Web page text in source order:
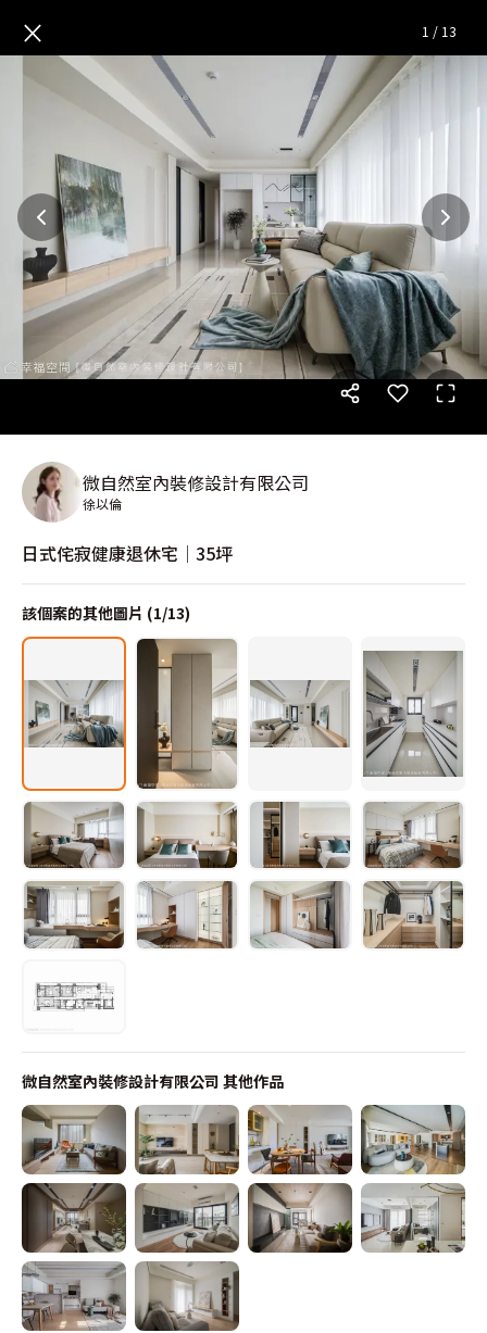
日式侘寂健康退休宅│35坪—
× 1 / 13
微自然室內裝修設計有限公司
徐以倫
日式侘寂健康退休宅│35坪
該個案的其他圖片 (1/13)
微自然室內裝修設計有限公司 其他作品